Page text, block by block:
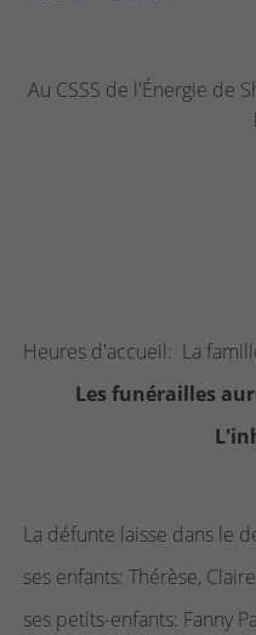
Au CSSS de l'Énergie de
Heures d'accueil: La
Les funérailles
La défunte laisse dans le
ses enfants: Thérèse,
ses petits-enfants: Fanny